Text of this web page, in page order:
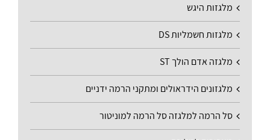
מלגזות היגש
מלגזות חשמליות DS
מלגזה אדם הולך ST
מלגזונים הידראולים ומתקני הרמה ידניים
סל הרמה למלגזה סל הרמה למוניטור